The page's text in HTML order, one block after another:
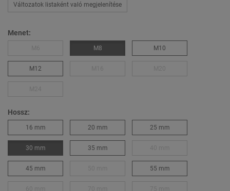
Változatok listaként való megjelenítése
Menet:
M8 M10
M12
Hossz:
16 mm 20 mm 25 mm
30 mm 35 mm
45 mm 55 mm